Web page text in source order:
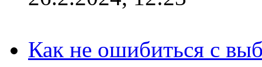
Как не ошибиться с